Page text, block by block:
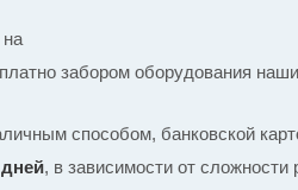
на
забором оборудования
способом, банковской
, в зависимости от сложности